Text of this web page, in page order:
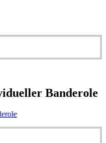
Banderole